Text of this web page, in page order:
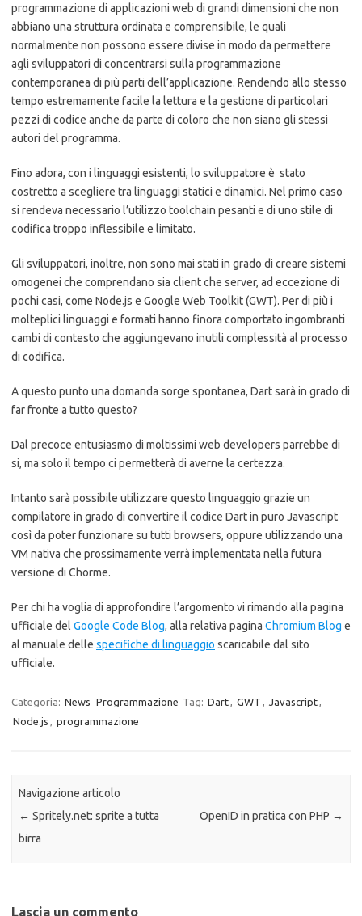
programmazione di applicazioni web di grandi dimensioni che non
abbiano una struttura ordinata e comprensibile, le quali
normalmente non possono essere divise in modo da permettere
agli sviluppatori di concentrarsi sulla programmazione
contemporanea di più parti dell’applicazione. Rendendo allo stesso
tempo estremamente facile la lettura e la gestione di particolari
pezzi di codice anche da parte di coloro che non siano gli stessi
autori del programma.
Fino adora, con i linguaggi esistenti, lo sviluppatore è stato
costretto a scegliere tra linguaggi statici e dinamici. Nel primo caso
si rendeva necessario l’utilizzo toolchain pesanti e di uno stile di
codifica troppo inflessibile e limitato.
Gli sviluppatori, inoltre, non sono mai stati in grado di creare sistemi
omogenei che comprendano sia client che server, ad eccezione di
pochi casi, come Node.js e Google Web Toolkit (GWT). Per di più i
molteplici linguaggi e formati hanno finora comportato ingombranti
cambi di contesto che aggiungevano inutili complessità al processo
di codifica.
A questo punto una domanda sorge spontanea, Dart sarà in grado di
far fronte a tutto questo?
Dal precoce entusiasmo di moltissimi web developers parrebbe di
si, ma solo il tempo ci permetterà di averne la certezza.
Intanto sarà possibile utilizzare questo linguaggio grazie un
compilatore in grado di convertire il codice Dart in puro Javascript
così da poter funzionare su tutti browsers, oppure utilizzando una
VM nativa che prossimamente verrà implementata nella futura
versione di Chorme.
Per chi ha voglia di approfondire l’argomento vi rimando alla pagina
ufficiale del Google Code Blog, alla relativa pagina Chromium Blog e
al manuale delle specifiche di linguaggio scaricabile dal sito
ufficiale.
Categoria: News Programmazione Tag: Dart, GWT , Javascript,
Node.js , programmazione
Navigazione articolo
← Spritely.net: sprite a tutta
birra
OpenID in pratica con PHP →
Lascia un commento